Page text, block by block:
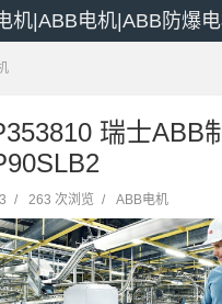
机|ABB电机|ABB防爆
瑞士ABB
/ 263 次浏览 / ABB电机